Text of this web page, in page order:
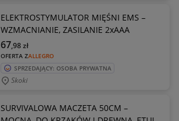
ELEKTROSTYMULATOR MIĘŚNI EMS –
WZMACNIANIE, ZASILANIE 2xAAA
OFERTA ZALLEGRO
67,98zł
SPRZEDAJĄCY: OSOBA PRYWATNA
Skoki
SURVIVALOWA MACZETA 50CM –